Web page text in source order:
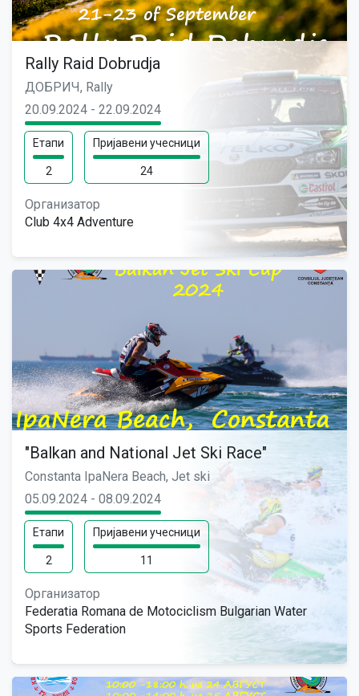
Rally Raid Dobrudja
ДОБРИЧ, Rally
20.09.2024 - 22.09.2024
Етапи
2
Пријавени учесници
24
Организатор
Club 4x4 Adventure
"Balkan and National Jet Ski Race"
Constanta IpaNera Beach, Jet ski
05.09.2024 - 08.09.2024
Етапи
2
Пријавени учесници
11
Организатор
Federatia Romana de Motociclism Bulgarian Water
Sports Federation